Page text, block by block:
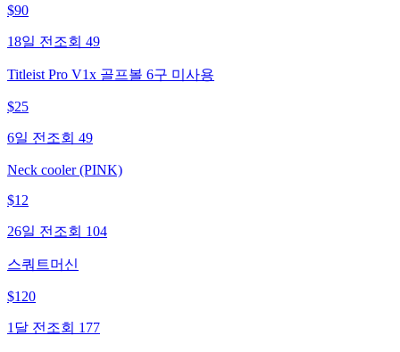
$90
18일 전 조회 49
Titleist Pro V1x 골프볼 6구 미사용
$25
6일 전 조회 49
Neck cooler (PINK)
$12
26일 전 조회 104
스쿼트머신
$120
1달 전 조회 177